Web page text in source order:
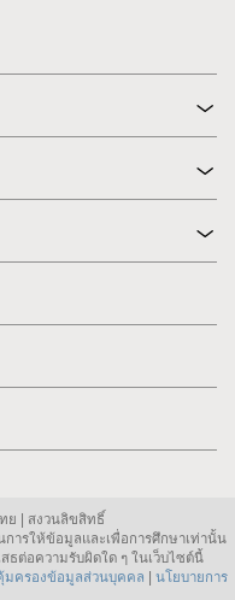
Analysis
ย | สงวนลิขสิทธิ์
ารให้ข้อมูลและเพื่อการศึกษาเท่านั้น
ธต่อความรับผิดใด ๆ ในเว็บไซต์นี้
มครองข้อมูลส่วนบุคคล
นโยบายการ